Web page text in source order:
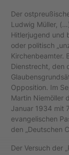
Der
Ludwig Müller,
Hitlerjugend und
oder politisch
Kirchenbeamter.
Dienstrecht, den
Opposition. Im
Martin Niemöller
Januar 1934 mit
evangelischen
den „Deutschen
Der Versuch der